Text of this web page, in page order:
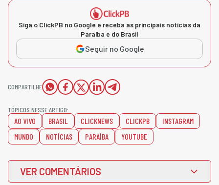
Siga o ClickPB no Google e receba as principais notícias da
Paraíba e do Brasil
Seguir no Google
COMPARTILHE
TÓPICOS NESSE ARTIGO:
AO VIVO BRASIL CLICKNEWS CLICKPB
INSTAGRAM
MUNDO
NOTÍCIAS PARAÍBA YOUTUBE
VER COMENTÁRIOS